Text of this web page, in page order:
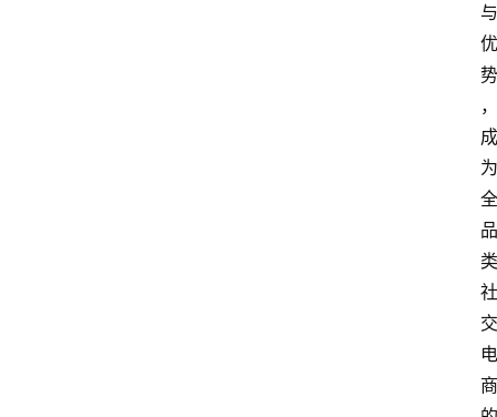
与
优
势
，
成
为
全
品
类
社
交
电
商